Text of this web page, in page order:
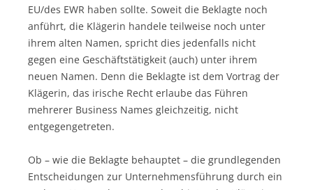
EU/des EWR haben sollte. Soweit die Beklagte noch
anführt, die Klägerin handele teilweise noch unter
ihrem alten Namen, spricht dies jedenfalls nicht
gegen eine Geschäftstätigkeit (auch) unter ihrem
neuen Namen. Denn die Beklagte ist dem Vortrag der
Klägerin, das irische Recht erlaube das Führen
mehrerer Business Names gleichzeitig, nicht
entgegengetreten.
Ob – wie die Beklagte behauptet – die grundlegenden
Entscheidungen zur Unternehmensführung durch ein